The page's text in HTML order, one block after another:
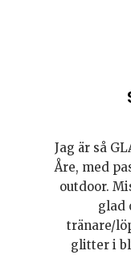
Jag är så
Åre, med
outdoor.
glad
tränare/
glitter i